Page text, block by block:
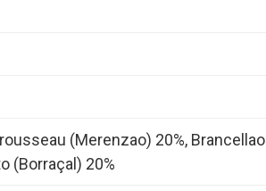
(Merenzao) 20%, Brancellao
(Borraçal) 20%